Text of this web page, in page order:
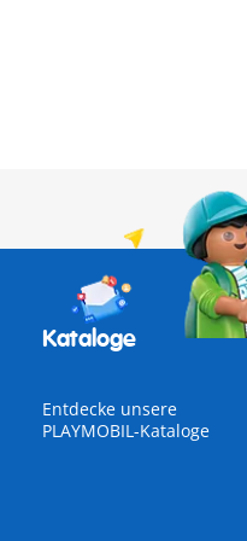
Kataloge
Entdecke unsere
PLAYMOBIL-Kataloge